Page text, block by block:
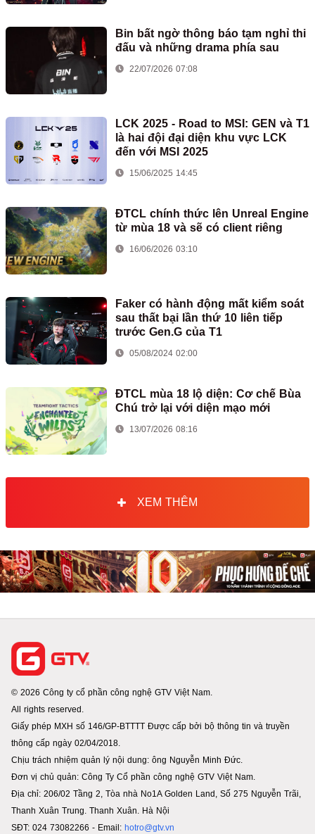
Bin bất ngờ thông báo tạm nghỉ thi
đấu và những drama phía sau
22/07/2026 07:08
LCK 2025 - Road to MSI: GEN và T1
là hai đội đại diện khu vực LCK
đến với MSI 2025
15/06/2025 14:45
ĐTCL chính thức lên Unreal Engine
từ mùa 18 và sẽ có client riêng
16/06/2026 03:10
Faker có hành động mất kiểm soát
sau thất bại lần thứ 10 liên tiếp
trước Gen.G của T1
05/08/2024 02:00
ĐTCL mùa 18 lộ diện: Cơ chế Bùa
Chú trở lại với diện mạo mới
13/07/2026 08:16
XEM THÊM
© 2026 Công ty cổ phần công nghệ GTV Việt Nam.
All rights reserved.
Giấy phép MXH số 146/GP-BTTTT Được cấp bởi bộ thông tin và truyền
thông cấp ngày 02/04/2018.
Chịu trách nhiệm quản lý nội dung: ông Nguyễn Minh Đức.
Đơn vị chủ quản: Công Ty Cổ phần công nghệ GTV Việt Nam.
Địa chỉ: 206/02 Tầng 2, Tòa nhà No1A Golden Land, Số 275 Nguyễn Trãi,
Thanh Xuân Trung. Thanh Xuân. Hà Nội
SĐT: 024 73082266 - Email: hotro@gtv.vn